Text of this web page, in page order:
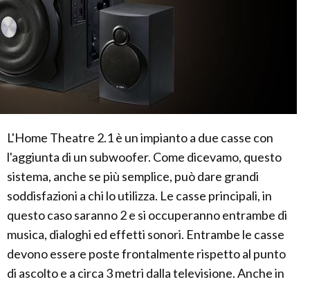
L'Home Theatre 2.1 è un impianto a due casse con
l'aggiunta di un subwoofer. Come dicevamo, questo
sistema, anche se più semplice, può dare grandi
soddisfazioni a chi lo utilizza. Le casse principali, in
questo caso saranno 2 e si occuperanno entrambe di
musica, dialoghi ed effetti sonori. Entrambe le casse
devono essere poste frontalmente rispetto al punto
di ascolto e a circa 3 metri dalla televisione. Anche in